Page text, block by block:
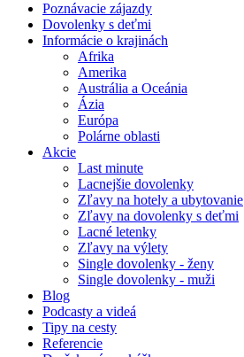
Poznávacie zájazdy
Dovolenky s deťmi
Informácie o krajinách
Afrika
Amerika
Austrália a Oceánia
Ázia
Európa
Polárne oblasti
Akcie
Last minute
Lacnejšie dovolenky
Zľavy na hotely a ubytovanie
Zľavy na dovolenky s deťmi
Lacné letenky
Zľavy na výlety
Single dovolenky - ženy
Single dovolenky - muži
Blog
Podcasty a videá
Tipy na cesty
Referencie